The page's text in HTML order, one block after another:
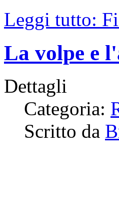
Leggi tutto:
La volpe e
Dettagli
Categoria:
Scritto da